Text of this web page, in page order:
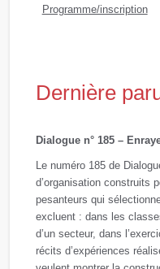
Programme/inscription
Dernière
Dialogue n° 185 –
Le numéro 185 de
d’organisation construits
pesanteurs qui
excluent : dans les
d’un secteur, dans
récits d’expériences